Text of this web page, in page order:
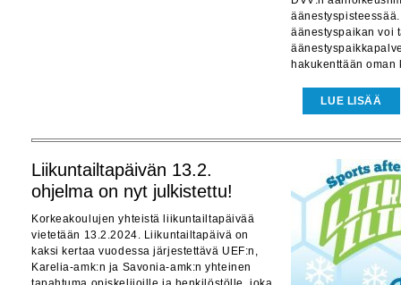
äänestyspaikan voi
hakukenttään oman
LUE LISÄÄ
Liikuntailtapäivän 13.2.
ohjelma on nyt julkistettu!
Korkeakoulujen yhteistä liikuntailtapäivää
vietetään 13.2.2024. Liikuntailtapäivä on
kaksi kertaa vuodessa järjestettävä UEF:n,
Karelia-amk:n ja Savonia-amk:n yhteinen